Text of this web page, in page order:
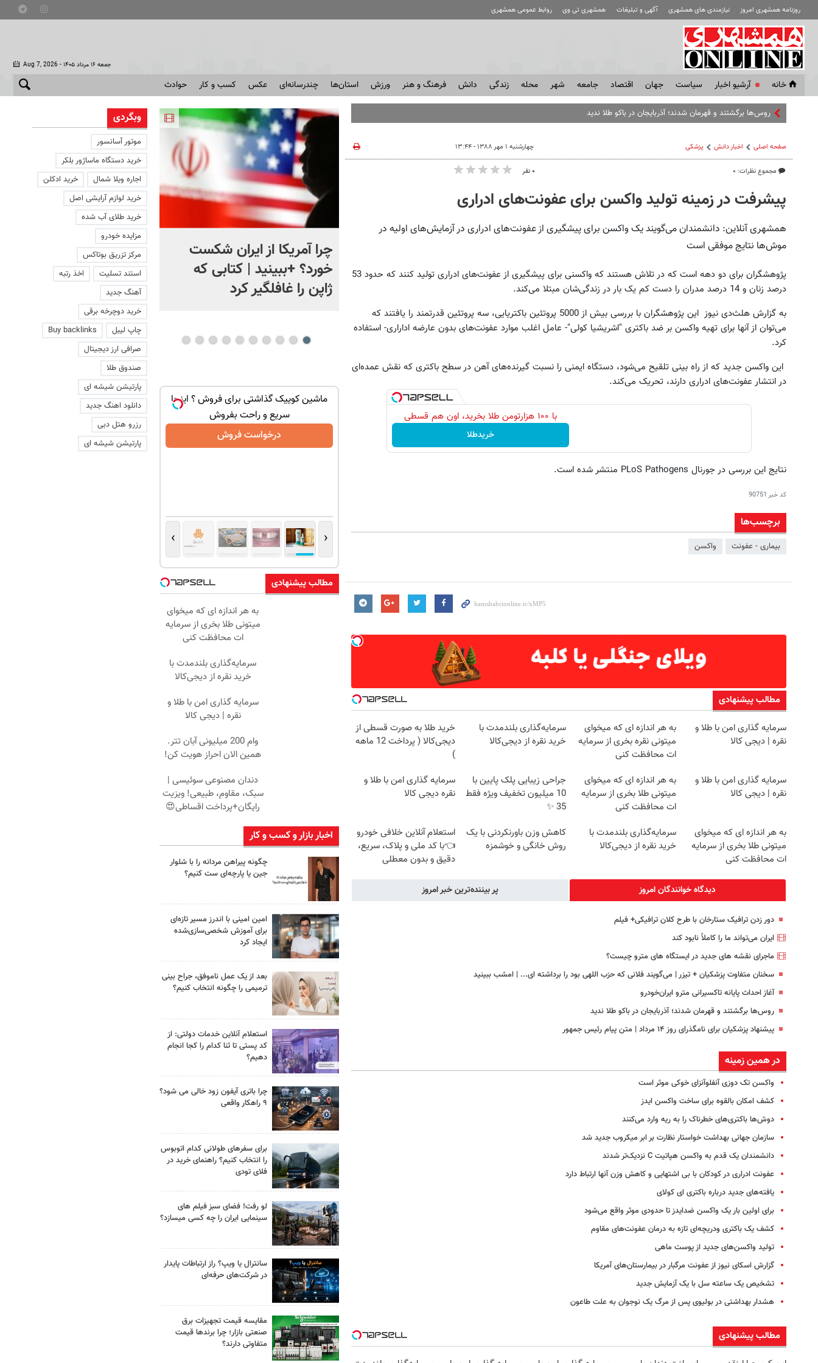
روزنامه همشهری امروز نیازمندی های همشهری آگهی و تبلیغات همشهری تی وی روابط عمومی همشهری
Aug 7, 2026 - جمعه ۱۶ مرداد ۱۴۰۵
خانه آرشیو اخبار سياست جهان اقتصاد جامعه شهر محله زندگی دانش فرهنگ و هنر ورزش استان‌ها چندرسانه‌ای عکس کسب و کار حوادث
روس‌ها برگشتند و قهرمان شدند؛ آذربایجان در باکو طلا ندید
صفحه اصلی اخبار دانش پزشکی
مجموع نظرات: ۰
چهارشنبه ۱ مهر ۱۳۸۸ - ۱۳:۴۴
۰ نفر
پیشرفت در زمینه تولید واکسن برای عفونت‌های ادراری
همشهری آنلاین: دانشمندان می‌گویند یک واکسن برای پیشگیری از عفونت‌های ادراری در آزمایش‌های اولیه در
موش‌ها نتایج موفقی است
پژوهشگران برای دو دهه است که در تلاش هستند که واکسنی برای پیشگیری از عفونت‌های ادراری تولید کنند که حدود 53
درصد زنان و 14 درصد مدران را دست کم یک بار در زندگی‌شان مبتلا می‌کند.
به گزارش هلث‌دی نیوز این پژوهشگران با بررسی بیش از 5000 پروتئین باکتریایی، سه پروتئین قدرتمند را یافتند که
می‌توان از آنها برای تهیه واکسن بر ضد باکتری "اشریشیا کولی"- عامل اغلب موارد عفونت‌های بدون عارضه اداراری- استفاده
کرد.
این واکسن جدید که از راه بینی تلقیح می‌‌شود،‌ دستگاه ایمنی را نسبت گیرنده‌های آهن در سطح باکتری که نقش عمده‌‌ای
در انتشار عفونت‌های ادراری دارند، تحریک می‌کند.
با ۱۰۰ هزارتومن طلا بخرید، اون هم قسطی
خریدطلا
نتایج این بررسی در جورنال PLoS Pathogens منتشر شده است.
کد خبر 90751
برچسب‌ها
بیماری - عفونت واکسن
مطالب پیشنهادی
سرمایه گذاری امن با طلا و
نقره | دیجی کالا
به هر اندازه ای که میخوای
میتونی نقره بخری از سرمایه
ات محافظت کنی
سرمایه‌گذاری بلندمدت با
خرید نقره از دیجی‌کالا
خرید طلا به صورت قسطی از
دیجی‌کالا ( پرداخت 12 ماهه
)
سرمایه گذاری امن با طلا و
نقره | دیجی کالا
به هر اندازه ای که میخوای
میتونی طلا بخری از سرمایه
ات محافظت کنی
جراحی زیبایی پلک پایین با
10 میلیون تخفیف ویژه فقط
35 ✨
سرمایه گذاری امن با طلا و
نقره دیجی کالا
به هر اندازه ای که میخوای
میتونی طلا بخری از سرمایه
ات محافظت کنی
سرمایه‌گذاری بلندمدت با
خرید نقره از دیجی‌کالا
کاهش وزن باورنکردنی با یک
روش خانگی و خوشمزه
استعلام آنلاین خلافی خودرو
👈با کد ملی و پلاک، سریع،
دقیق و بدون معطلی
دیدگاه خوانندگان امروز پر بیننده‌ترین خبر امروز
دور زدن ترافیک ستارخان با طرح کلان ترافیکی+ فیلم
ایران می‌تواند ما را کاملاً نابود کند
ماجرای نقشه های جدید در ایستگاه های مترو چیست؟
سخنان متفاوت پزشکیان + تیزر | می‌گویند فلانی که حزب اللهی بود را برداشته ای... | امشب ببینید
آغاز احداث پایانه تاکسیرانی مترو ایران‌خودرو
روس‌ها برگشتند و قهرمان شدند؛ آذربایجان در باکو طلا ندید
پیشنهاد پزشکیان برای نامگذرای روز ۱۴ مرداد | متن پیام رئیس جمهور
در همین زمینه
واکسن تک دوزی آنفلوآنزای خوکی موثر است
کشف امکان بالقوه برای ساخت واکسن ایدز
دوش‌ها باکتری‌های خطرناک را به ریه وارد می‌کنند
سازمان جهانی بهداشت خواستار نظارت بر ابر میکروب جدید شد
دانشمندان یک قدم به واکسن هپاتیت C نزدیک‌تر شدند
عفونت ادراری در کودکان با بی اشتهایی و کاهش وزن آنها ارتباط دارد
یافته‌های جدید درباره باکتری ای کولای
برای اولین بار یک واکسن ضدایدز تا حدودی موثر واقع می‌شود
کشف یک باکتری ودریچه‌ای تازه‌ به درمان عفونت‌های مقاوم
تولید واکسن‌های جدید از پوست ماهی
گزارش اسکای نیوز از عفونت مرگبار در بیمارستان‌های آمریکا
تشخیص یک ساعته سل با یک آزمایش جدید
هشدار بهداشتی در بولیوی پس از مرگ یک نوجوان به علت طاعون
مطالب پیشنهادی
ایستگاه های مترو چیست؟
چرا آمریکا از ایران شکست
خورد؟ +ببینید | کتابی که
ژاپن را غافلگیر کرد
استقبال از اردوغان در
عربستان + فیلم
تنها در چند ساعت و با یکبار مراجعه فروخته
شد ✅
ماشین کوییک گذاشتی برای فروش ؟ اینجا
سریع و راحت بفروش
درخواست فروش
‹
›
مطالب پیشنهادی
به هر اندازه ای که میخوای
میتونی طلا بخری از سرمایه
ات محافظت کنی
سرمایه‌گذاری بلندمدت با
خرید نقره از دیجی‌کالا
سرمایه گذاری امن با طلا و
نقره | دیجی کالا
وام 200 میلیونی آبان تتر.
همین الان احراز هویت کن!
دندان مصنوعی سوئیسی |
سبک، مقاوم، طبیعی! ویزیت
رایگان+پرداخت اقساطی😍
اخبار بازار و کسب و کار
چگونه پیراهن مردانه را با شلوار
جین یا پارچه‌ای ست کنیم؟
امین امینی با اندرز مسیر تازه‌ای
برای آموزش شخصی‌سازی‌شده
ایجاد کرد
بعد از یک عمل ناموفق، جراح بینی
ترمیمی را چگونه انتخاب کنیم؟
استعلام آنلاین خدمات دولتی: از
کد پستی تا ثنا کدام را کجا انجام
دهیم؟
چرا باتری آیفون زود خالی می شود؟
۹ راهکار واقعی
برای سفرهای طولانی کدام اتوبوس
را انتخاب کنیم؟ راهنمای خرید در
فلای تودی
لو رفت! فضای سبز فیلم های
سینمایی ایران را چه کسی میسازد؟
سانترال یا ویپ؟ راز ارتباطات پایدار
در شرکت‌های حرفه‌ای
مقایسه قیمت تجهیزات برق
صنعتی بازار؛ چرا برندها قیمت
متفاوتی دارند؟
وبگردی
موتور آسانسور
خرید دستگاه ماساژور بلکر
اجاره ویلا شمال
خرید ادکلن
خرید لوازم آرایشی اصل
خرید طلای آب شده
مزایده خودرو
مرکز تزریق بوتاکس
استند تسلیت
اخذ رتبه
آهنگ جدید
خرید دوچرخه برقی
چاپ لیبل
Buy backlinks
صرافی ارز دیجیتال
صندوق طلا
پارتیشن شیشه ای
دانلود اهنگ جدید
رزرو هتل دبی
پارتیشن شیشه ای